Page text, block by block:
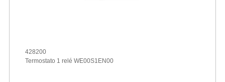
428200
Termostato 1 relé WE00S1EN00